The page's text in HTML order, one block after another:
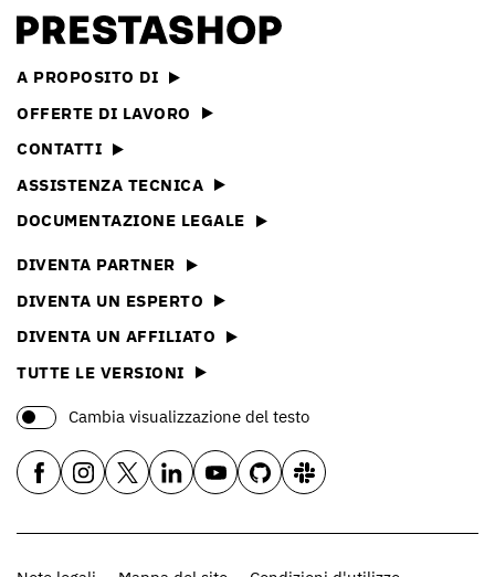
A PROPOSITO DI
OFFERTE DI LAVORO
CONTATTI
ASSISTENZA TECNICA
DOCUMENTAZIONE LEGALE
DIVENTA PARTNER
DIVENTA UN ESPERTO
DIVENTA UN AFFILIATO
TUTTE LE VERSIONI
Cambia visualizzazione del testo